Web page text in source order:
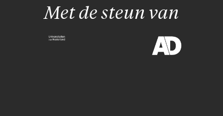
Met de steun van